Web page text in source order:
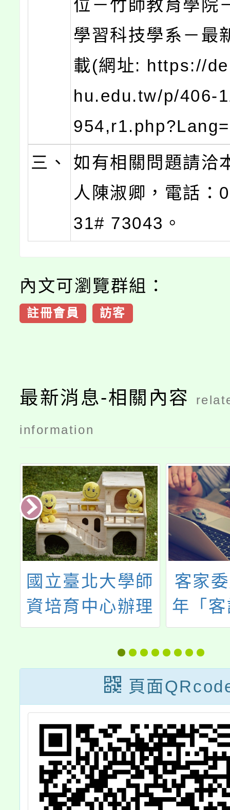
位－竹師教育學院
學習科技學系－最
載(網址: https://
hu.edu.tw/p/406-
三、
如有相關問題請洽
人陳淑卿，電話：
31# 73043。
內文可瀏覽群組：
註冊會員 訪客
最新消息-相關內容
information
國立臺北大學師
資培育中心辦理
「SDGs教案課
程設計」工作坊
客家
年「
頁面